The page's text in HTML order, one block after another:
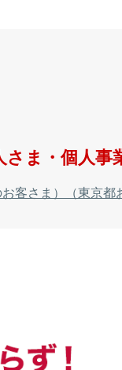
ま・個人事
客さま）（東京都